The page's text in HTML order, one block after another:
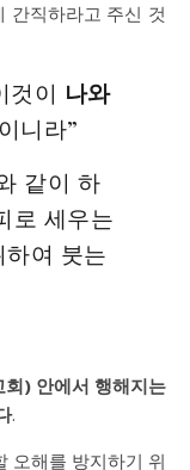
간직하라고 주신 것
것이 나와
이니라”
같이 하
로 세우는
하여 붓는
) 안에서 행해지는
.
오해를 방지하기 위